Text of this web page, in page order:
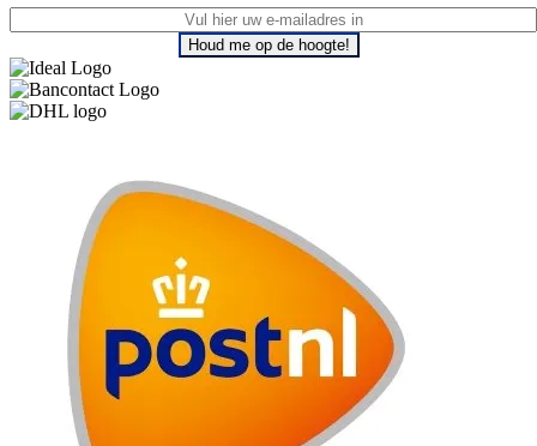
Houd me op de hoogte!